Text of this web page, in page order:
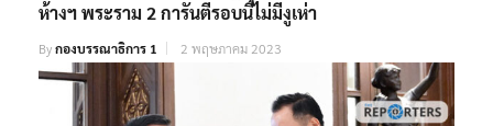
ห้างฯ พระราม 2 การันตีรอบนี้ไม่มีงูเห่า
Byกองบรรณาธิการ 1 2 พฤษภาคม 2023